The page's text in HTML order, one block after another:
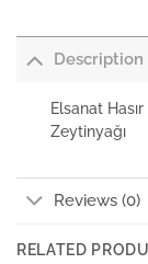
Description
Elsanat
Zeytinyağı
Reviews (0)
RELATED